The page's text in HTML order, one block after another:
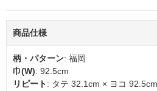
商品仕様
柄・パターン: 福岡
巾(W): 92.5cm
リピート: タテ 32.1cm × ヨコ 92.5cm